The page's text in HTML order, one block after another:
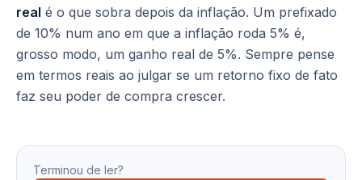
real é o que sobra depois da inflação. Um prefixado
de 10% num ano em que a inflação roda 5% é,
grosso modo, um ganho real de 5%. Sempre pense
em termos reais ao julgar se um retorno fixo de fato
faz seu poder de compra crescer.
Terminou de ler?